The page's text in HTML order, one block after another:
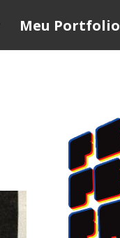
Meu Portfolio